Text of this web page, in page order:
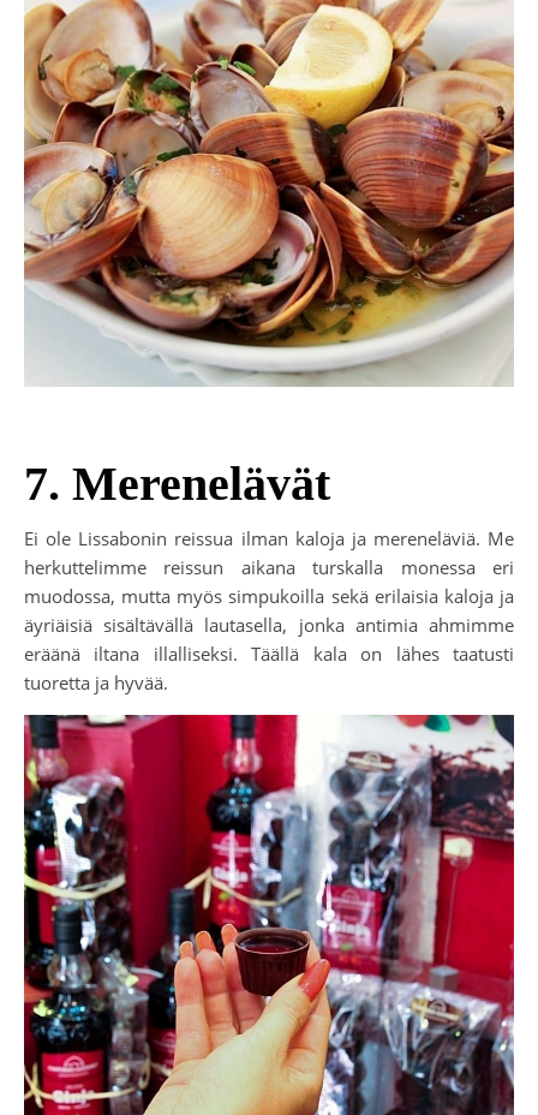
7. Merenelävät
Ei ole Lissabonin reissua ilman kaloja ja mereneläviä. Me
herkuttelimme reissun aikana turskalla monessa eri
muodossa, mutta myös simpukoilla sekä erilaisia kaloja ja
äyriäisiä sisältävällä lautasella, jonka antimia ahmimme
eräänä iltana illalliseksi. Täällä kala on lähes taatusti
tuoretta ja hyvää.